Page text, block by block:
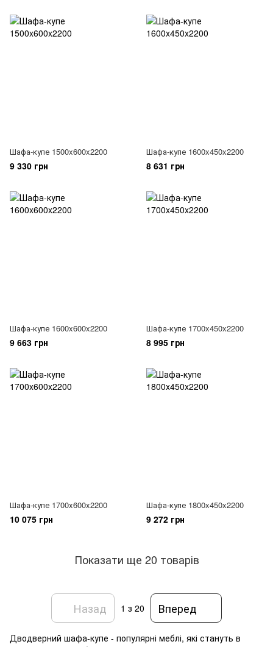
Шафа-купе 1500x600x2200
9 330 грн
Шафа-купе 1600x450x2200
8 631 грн
Шафа-купе 1600x600x2200
9 663 грн
Шафа-купе 1700x450x2200
8 995 грн
Шафа-купе 1700x600x2200
10 075 грн
Шафа-купе 1800x450x2200
9 272 грн
Показати ще 20 товарів
Назад 1 з 20 Вперед
Дводверний шафа-купе - популярні меблі, які стануть в